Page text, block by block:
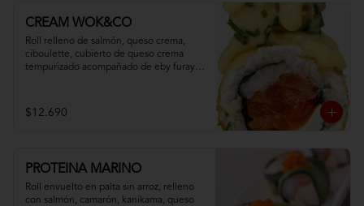
CREAM WOK&CO
Roll relleno de salmón, queso crema,
ciboulette, cubierto de queso crema
tempurizado acompañado de eby furay y
$12.690
PROTEINA MARINO
Roll envuelto en palta sin arroz, relleno
con salmón, camarón, kanikama, queso